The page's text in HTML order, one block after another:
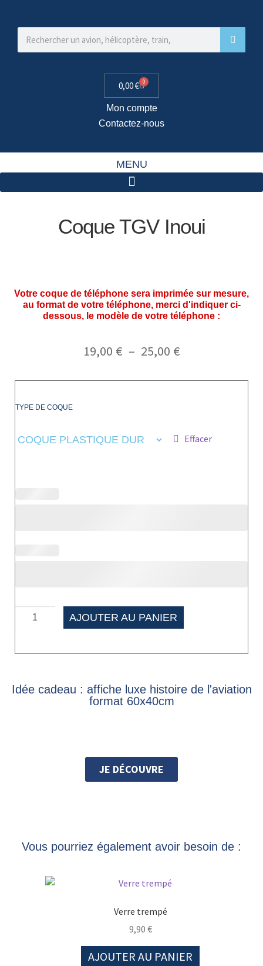
0,00€ 0
Mon compte
Contactez-nous
MENU
Coque TGV Inoui
Votre coque de téléphone sera imprimée sur mesure,
au format de votre téléphone, merci d'indiquer ci-
dessous, le modèle de votre téléphone :
19,00 € – 25,00 €
TYPE DE COQUE
Effacer
AJOUTER AU PANIER
Idée cadeau : affiche luxe histoire de l'aviation
format 60x40cm
JE DÉCOUVRE
Vous pourriez également avoir besoin de :
Verre trempé
9,90 €
AJOUTER AU PANIER